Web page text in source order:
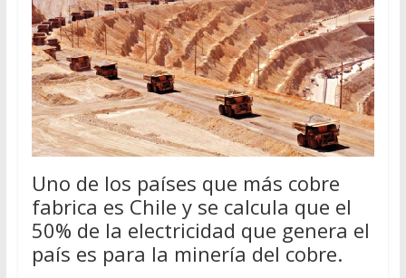
Uno de los países que más cobre
fabrica es Chile y se calcula que el
50% de la electricidad que genera el
país es para la minería del cobre.